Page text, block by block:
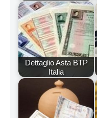
Dettaglio Asta BTP
Italia